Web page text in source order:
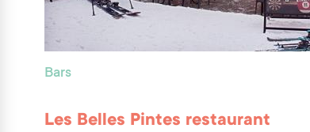
Bars
Les Belles Pintes restaurant